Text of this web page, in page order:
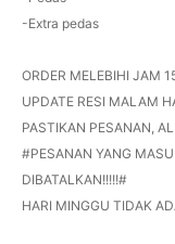
-Extra pedas
ORDER MELEBIHI JAM
UPDATE RESI MALAM
PASTIKAN PESANAN,
#PESANAN YANG
DIBATALKAN!!!!!#
HARI MINGGU TIDAK